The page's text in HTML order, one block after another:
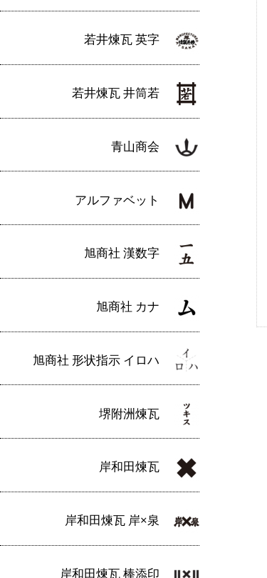
若井煉瓦 英字
若井煉瓦 井筒若
青山商会
アルファベット
旭商社 漢数字
旭商社 カナ
旭商社 形状指示 イロハ
堺附洲煉瓦
岸和田煉瓦
岸和田煉瓦 岸×泉
岸和田煉瓦 棒添印